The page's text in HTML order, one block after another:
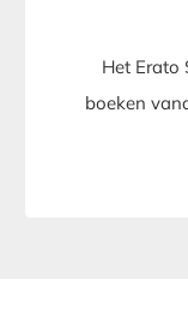
Het Erato
boeken